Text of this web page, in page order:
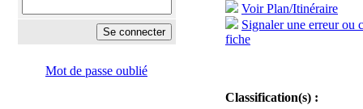
Mot de passe oublié
Voir Plan/Itinéraire
Signaler une erreur ou
fiche
Classification(s) :